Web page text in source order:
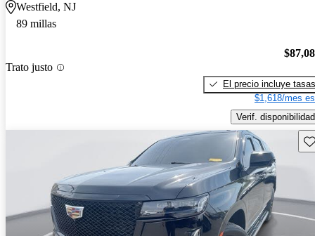
Westfield, NJ
89 millas
Trato justo
El precio incluye tasas
$1,618/mes
Verif. disponibilidad